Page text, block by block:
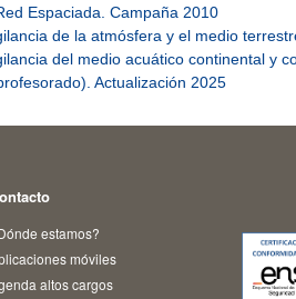
Espaciada. Campaña 2010
de la atmósfera y el medio
del medio acuático continental y
Actualización 2025
estamos?
móviles
altos cargos